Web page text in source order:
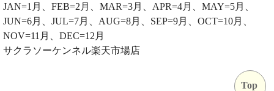
JAN=1月、FEB=2月、MAR=3月、APR=4月、MAY=5月、
JUN=6月、JUL=7月、AUG=8月、SEP=9月、OCT=10月、
NOV=11月、DEC=12月
サクラソーケンネル楽天市場店
Top